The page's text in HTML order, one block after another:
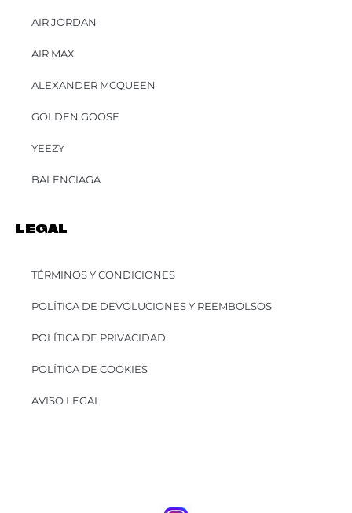
AIR JORDAN
AIR MAX
ALEXANDER MCQUEEN
GOLDEN GOOSE
YEEZY
BALENCIAGA
LEGAL
TÉRMINOS Y CONDICIONES
POLÍTICA DE DEVOLUCIONES Y REEMBOLSOS
POLÍTICA DE PRIVACIDAD
POLÍTICA DE COOKIES
AVISO LEGAL